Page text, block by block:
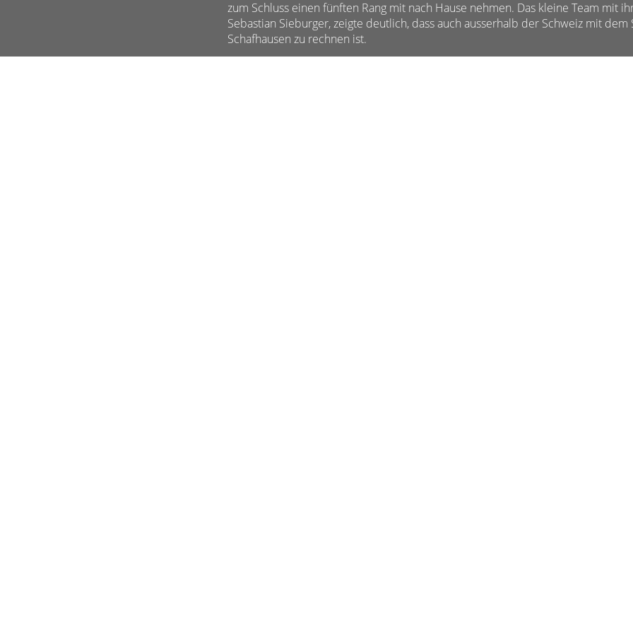
zum Schluss einen fünften Rang mit nach Hause nehmen. Das kleine Team mit
Sebastian Sieburger, zeigte deutlich, dass auch ausserhalb der Schweiz mit
Schafhausen zu rechnen ist.